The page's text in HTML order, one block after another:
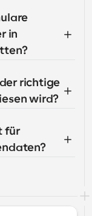
in
richtige
wird?
für